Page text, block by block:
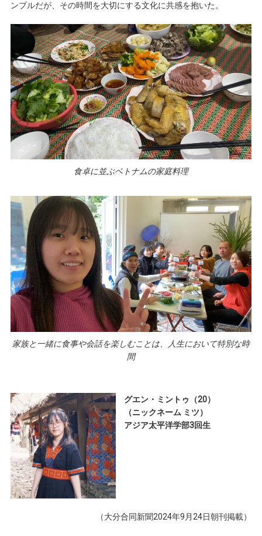
ンプルだが、その時間を大切にする文化に共感を抱いた。
食卓に並ぶベトナムの家庭料理
家族と一緒に食事や会話を楽しむことは、人生において特別な時
間
グエン・ミントゥ（20）
（ニックネーム ミツ）
アジア太平洋学部3回生
（大分合同新聞2024年9月24日朝刊掲載）